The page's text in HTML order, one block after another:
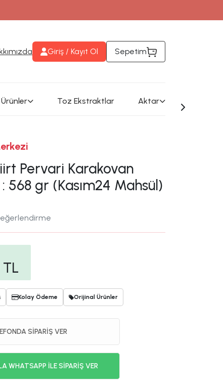
takip edebilirsiniz
Giriş / Kayıt Ol Sepetim
Toz Ekstraktlar Aktar
Pervari Karakovan
568 gr (Kasım24 Mahsül)
TL
Kolay Ödeme Orijinal Ürünler
SİPARİŞ VER
WHATSAPP İLE SİPARİŞ VER